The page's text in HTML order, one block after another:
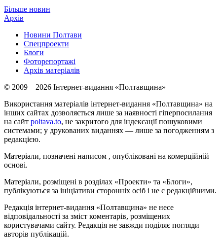
Більше новин
Архів
Новини Полтави
Спецпроекти
Блоги
Фоторепортажі
Архів матеріалів
© 2009 – 2026 Інтернет-видання «Полтавщина»
Використання матеріалів інтернет-видання «Полтавщина» на
інших сайтах дозволяється лише за наявності гіперпосилання
на сайт poltava.to, не закритого для індексації пошуковими
системами; у друкованих виданнях — лише за погодженням з
редакцією.
Матеріали, позначені написом , опубліковані на комерційній
основі.
Матеріали, розміщені в розділах «Проекти» та «Блоги»,
публікуються за ініціативи сторонніх осіб і не є редакційними.
Редакція інтернет-видання «Полтавщина» не несе
відповідальності за зміст коментарів, розміщених
користувачами сайту. Редакція не завжди поділяє погляди
авторів публікацій.